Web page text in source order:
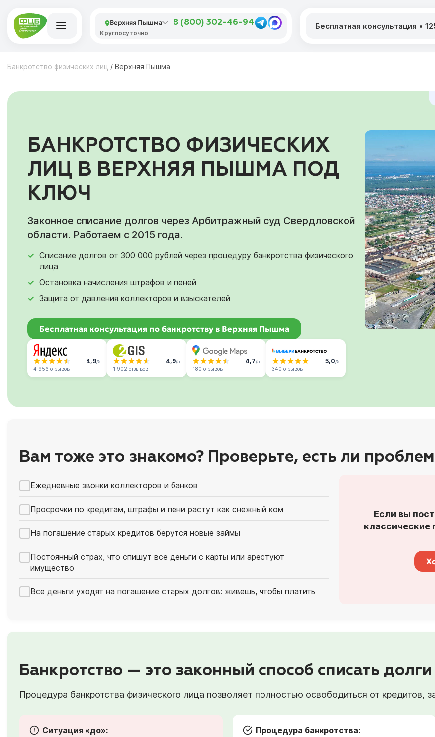
Верхняя Пышма 8 (800) 302-46-94
Круглосуточно
Бесплатная консультация •
Банкротство физических лиц / Верхняя Пышма
БАНКРОТСТВО ФИЗИЧЕСКИХ
ЛИЦ В ВЕРХНЯЯ ПЫШМА ПОД
КЛЮЧ
Законное списание долгов через Арбитражный суд Свердловской
области. Работаем с 2015 года.
Списание долгов от 300 000 рублей через процедуру банкротства физического
лица
Остановка начисления штрафов и пеней
Защита от давления коллекторов и взыскателей
Бесплатная консультация по банкротству в Верхняя Пышма
4,9/5
4 956 отзывов
4,9/5
1 902 отзывов
4,7/5
180 отзывов
5,0/5
340 отзывов
Вам тоже это знакомо? Проверьте, есть ли
Ежедневные звонки коллекторов и банков
Просрочки по кредитам, штрафы и пени растут как снежный ком
На погашение старых кредитов берутся новые займы
Постоянный страх, что спишут все деньги с карты или арестуют
имущество
Все деньги уходят на погашение старых долгов: живешь, чтобы платить
Если вы
классические
Банкротство — это законный способ списать долги
Процедура банкротства физического лица позволяет полностью освободиться от кредитов,
Ситуация «до»:
Процедура банкротства: